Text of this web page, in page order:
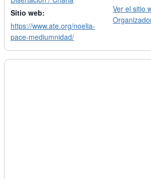
Sitio web:
https://www.ate.org/noelia-
pace-mediumnidad/
Ver el sitio